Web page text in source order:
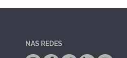
NAS REDES